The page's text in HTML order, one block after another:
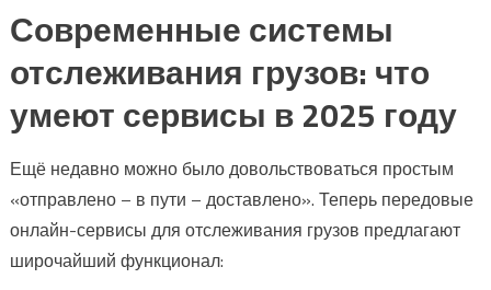
Современные системы
отслеживания грузов: что
умеют сервисы в 2025 году
Ещё недавно можно было довольствоваться простым
«отправлено – в пути – доставлено». Теперь передовые
онлайн-сервисы для отслеживания грузов предлагают
широчайший функционал: